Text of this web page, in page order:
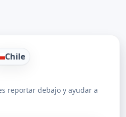
Chile
reportar debajo y ayudar a